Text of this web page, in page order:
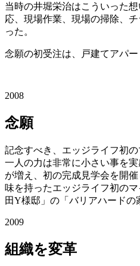
当時の井堀栄治はこういった
応、現場作業、現場の掃除、
った。
念願の初受注は、戸建てアパー
2008
念願
記念すべき、エッジライフ初の
一人の力は非常に小さい事を
が増え、初の完成見学会を開
味を持ったエッジライフ初の
田Y様邸」の「バリアハードの
2009
組織を変革